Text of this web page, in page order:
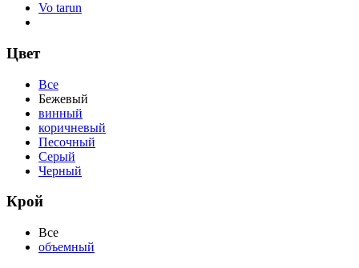
Vo tarun
Цвет
Все
Бежевый
винный
коричневый
Песочный
Серый
Черный
Крой
Все
объемный